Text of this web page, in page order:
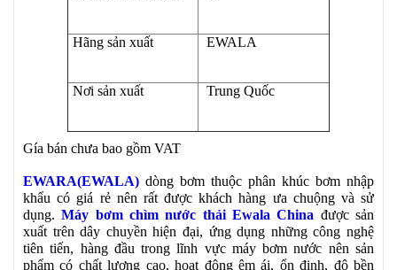
Hãng sản xuất EWALA
Nơi sản xuất Trung Quốc
Gía bán chưa bao gồm VAT
EWARA(EWALA) dòng bơm thuộc phân khúc bơm nhập
khẩu có giá rẻ nên rất được khách hàng ưa chuộng và sử
dụng.Máy bơm chìm nước thải Ewala China được sản
xuất trên dây chuyền hiện đại, ứng dụng những công nghệ
tiên tiến, hàng đầu trong lĩnh vực máy bơm nước nên sản
phẩm có chất lượng cao, hoạt động êm ái, ổn định, độ bền